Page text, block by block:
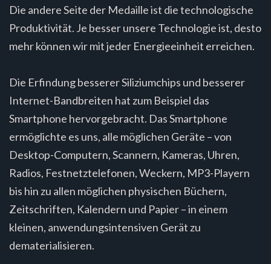
Die andere Seite der Medaille ist die technologische
Produktivität. Je besser unsere Technologie ist, desto
mehr können wir mit jeder Energieeinheit erreichen.
Die Erfindung besserer Siliziumchips und besserer
Internet-Bandbreiten hat zum Beispiel das
Smartphone hervorgebracht. Das Smartphone
ermöglichte es uns, alle möglichen Geräte – von
Desktop-Computern, Scannern, Kameras, Uhren,
Radios, Festnetztelefonen, Weckern, MP3-Playern
bis hin zu allen möglichen physischen Büchern,
Zeitschriften, Kalendern und Papier – in einem
kleinen, anwendungsintensiven Gerät zu
dematerialisieren.